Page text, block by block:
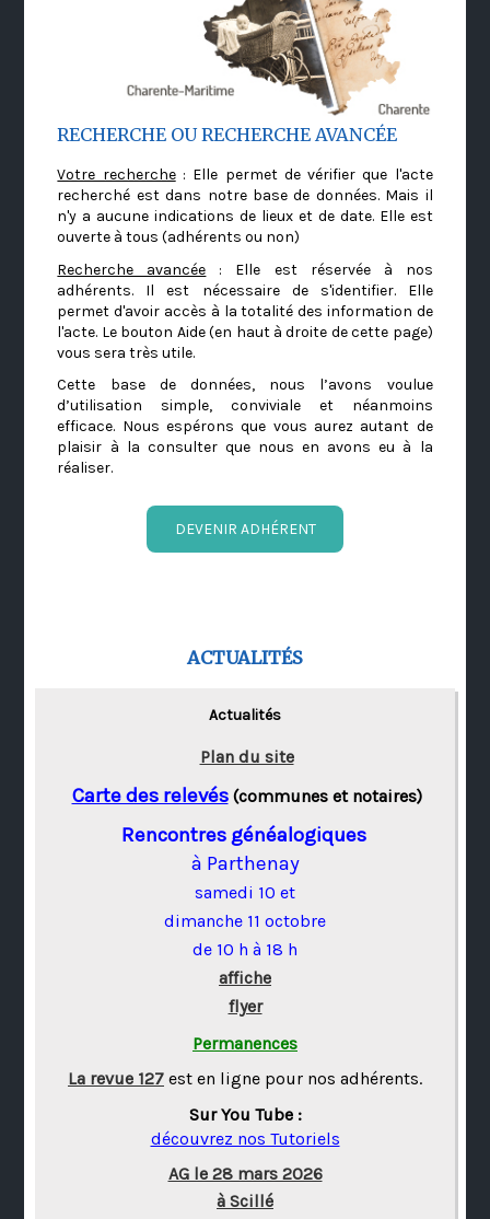
RECHERCHE OU RECHERCHE AVANCÉE
Votre recherche: Elle permet de vérifier que l'acte
recherché est dans notre base de données. Mais il
n'y a aucune indications de lieux et de date. Elle est
ouverte à tous (adhérents ou non)
Recherche avancée : Elle est réservée à nos
adhérents. Il est nécessaire de s'identifier. Elle
permet d'avoir accès à la totalité des information de
l'acte. Le bouton Aide (en haut à droite de cette page)
vous sera très utile.
Cette base de données, nous l’avons voulue
d’utilisation simple, conviviale et néanmoins
efficace. Nous espérons que vous aurez autant de
plaisir à la consulter que nous en avons eu à la
réaliser.
DEVENIR ADHÉRENT
ACTUALITÉS
Actualités
Plan du site
Carte des relevés(communes et notaires)
Rencontres généalogiques
à Parthenay
samedi 10 et
dimanche 11 octobre
de 10 h à 18 h
affiche
flyer
Permanences
La revue 127 est en ligne pour nos adhérents.
Sur You Tube :
découvrez nos Tutoriels
AG le 28 mars 2026
à Scillé